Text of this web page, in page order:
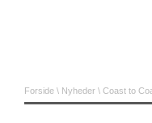
Forside \ Nyheder \ Coast to